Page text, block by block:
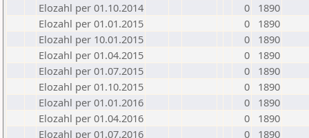
Elozahl per 01.10.2014
0
1890
Elozahl per 01.01.2015
0
1890
Elozahl per 10.01.2015
0
1890
Elozahl per 01.04.2015
0
1890
Elozahl per 01.07.2015
0
1890
Elozahl per 01.10.2015
0
1890
Elozahl per 01.01.2016
0
1890
Elozahl per 01.04.2016
0
1890
Elozahl per 01.07.2016
0
1890